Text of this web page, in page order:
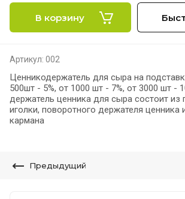
В корзину
Артикул: 002
Ценникодержатель для сыра на
500шт - 5%, от 1000 шт - 7%, от 3000 шт -
держатель ценника для сыра состоит из
иголки, поворотного держателя ценника
кармана
Предыдущий